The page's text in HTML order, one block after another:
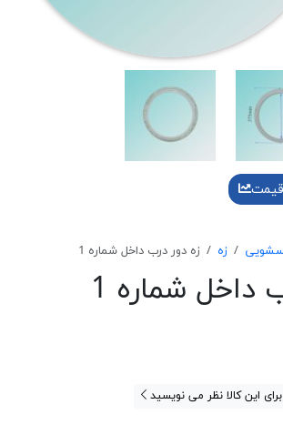
قیمت
زه زه دور درب داخل شماره 1
داخل شماره 1
این کالا نظر می نویسید